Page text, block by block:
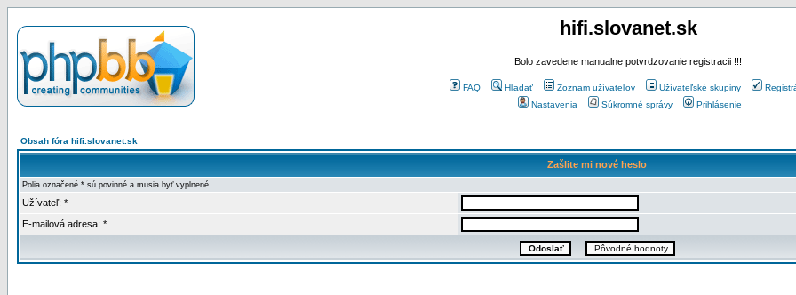
hifi.slovanet.sk
Bolo zavedene manualne potvrdzovanie registracii !!!
FAQ Hľadať Zoznam užívateľov Užívateľské skupiny
Nastavenia
Súkromné správy Prihlásenie
Obsah fóra hifi.slovanet.sk
Zašlite mi nové heslo
Polia označené * sú povinné a musia byť vyplnené.
Užívateľ: *
E-mailová adresa: *